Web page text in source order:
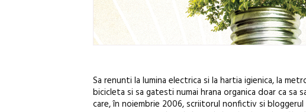
Sa renunti la lumina electrica si la hartia igienica, la
bicicleta si sa gatesti numai hrana organica doar ca
care, în noiembrie 2006, scriitorul nonfictiv si